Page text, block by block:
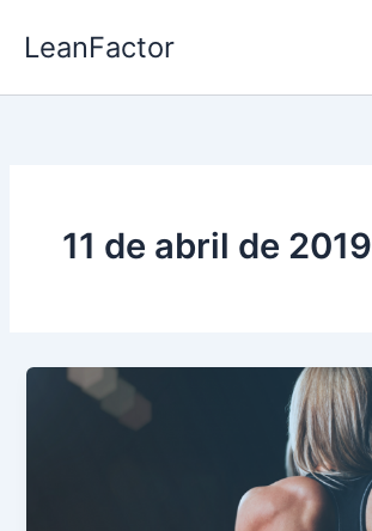
LeanFactor
11 de abril de 2019